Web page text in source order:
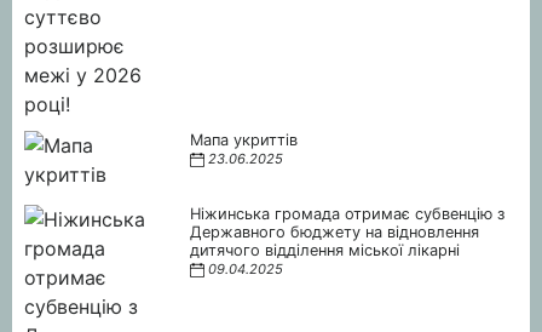
Мапа укриттів
23.06.2025
Ніжинська громада отримає субвенцію з
Державного бюджету на відновлення
дитячого відділення міської лікарні
09.04.2025